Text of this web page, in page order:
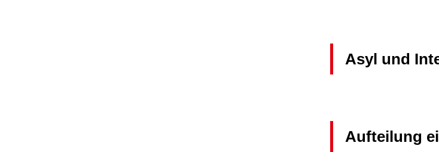
Asyl und
Aufteilung